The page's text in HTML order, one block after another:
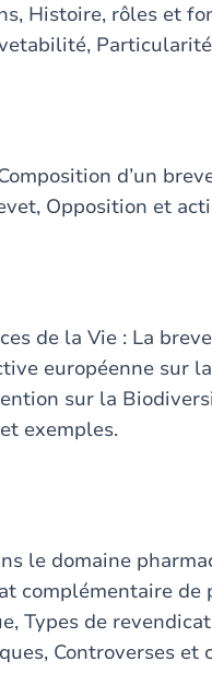
Histoire, rôles et
d’un
Opposition et
de la Vie : La
européenne sur
sur la
exemples.
le domaine
complémentaire
Types de
Controverses et